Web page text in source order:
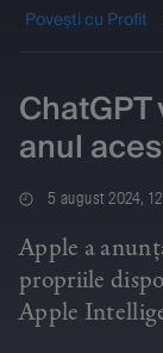
Povești cu Profit
anul
5 august 2024,
Apple a
propriile
Apple